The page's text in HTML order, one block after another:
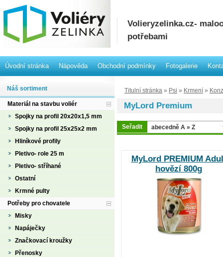
Volieryzelinka.cz-
potřebami
Úvodní stránka Nápověda Obchodní podmínky Fotogalerie
Titulní stránka » Psi » Krmení »
MyLord Premium
Seřadit
MyLord PREMIUM
hovězí 800g
Náš sortiment
Materiál na stavbu voliér
Spojky na profil 20x20x1,5 mm
Spojky na profil 25x25x2 mm
Hliníkové profily
Pletivo- role 25 m
Pletivo- stříhané
Ostatní
Krmné pulty
Potřeby pro chovatele
Misky
Napáječky
Značkovací kroužky
Přenosky